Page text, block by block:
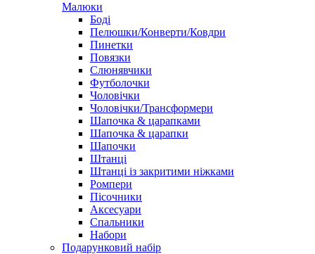
Малюки
Боді
Пелюшки/Конверти/Ковдри
Пинетки
Повязки
Слюнявчики
Футболочки
Чоловічки
Чоловічки/Трансформери
Шапочка & царапками
Шапочка & царапки
Шапочки
Штанці
Штанці із закритими ніжками
Ромпери
Пісочники
Аксесуари
Спальники
Набори
Подарунковий набір